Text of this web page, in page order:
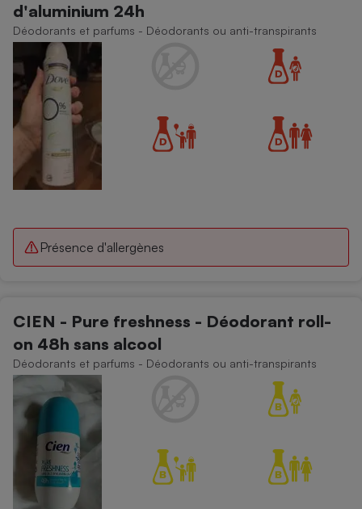
d'aluminium 24h
Déodorants et parfums - Déodorants ou anti-transpirants
Présence d'allergènes
CIEN - Pure freshness - Déodorant roll-
on 48h sans alcool
Déodorants et parfums - Déodorants ou anti-transpirants